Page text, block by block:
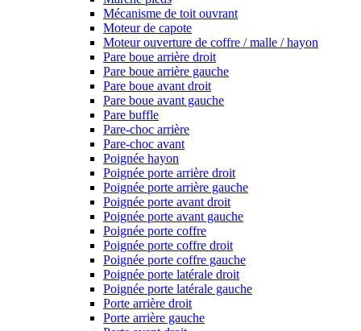
Mécanisme de toit ouvrant
Moteur de capote
Moteur ouverture de coffre / malle / hayon
Pare boue arrière droit
Pare boue arrière gauche
Pare boue avant droit
Pare boue avant gauche
Pare buffle
Pare-choc arrière
Pare-choc avant
Poignée hayon
Poignée porte arrière droit
Poignée porte arrière gauche
Poignée porte avant droit
Poignée porte avant gauche
Poignée porte coffre
Poignée porte coffre droit
Poignée porte coffre gauche
Poignée porte latérale droit
Poignée porte latérale gauche
Porte arrière droit
Porte arrière gauche